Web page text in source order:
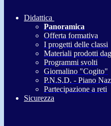
Didattica
Panoramica
Offerta formativa
I progetti delle classi
Materiali prodotti
Programmi svolti
Giornalino "Cogito"
P.N.S.D. - Piano
Partecipazione a reti
Sicurezza